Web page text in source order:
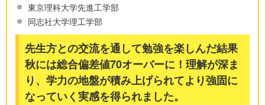
東京理科大学先進工学部
同志社大学理工学部
先生方との交流を通して勉強を楽しんだ結果
秋には総合偏差値70オーバーに！理解が深ま
り、学力の地盤が積み上げられてより強固に
なっていく実感を得られました。